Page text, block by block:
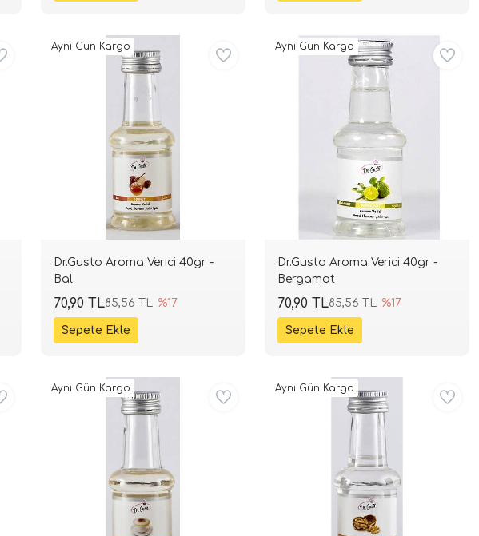
Dr.Gusto Aroma Verici 40gr -
Bal
85,56 TL %17
70,90 TL
Aynı Gün Kargo
Dr.Gusto Aroma Verici 40gr -
Bergamot
85,56 TL %17
70,90 TL
Aynı Gün Kargo
Aynı Gün Kargo Aynı Gün Kargo